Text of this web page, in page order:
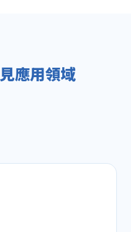
應用領域